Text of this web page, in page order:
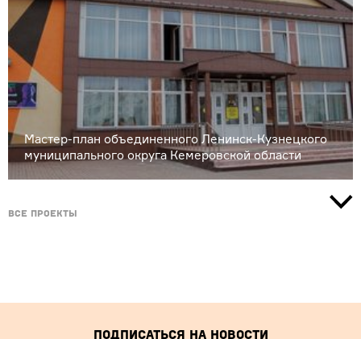
Мастер-план объединенного Ленинск-Кузнецкого
муниципального округа Кемеровской области
Все проекты
Подписаться на новости